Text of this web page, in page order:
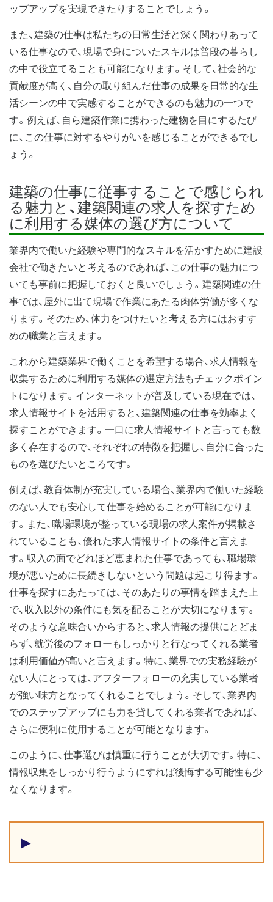
ップアップを実現できたりすることでしょう。
また、建築の仕事は私たちの日常生活と深く関わりあって
いる仕事なので、現場で身についたスキルは普段の暮らし
の中で役立てることも可能になります。そして、社会的な
貢献度が高く、自分の取り組んだ仕事の成果を日常的な生
活シーンの中で実感することができるのも魅力の一つで
す。例えば、自ら建築作業に携わった建物を目にするたび
に、この仕事に対するやりがいを感じることができるでし
ょう。
建築の仕事に従事することで感じられ
る魅力と、建築関連の求人を探すため
に利用する媒体の選び方について
業界内で働いた経験や専門的なスキルを活かすために建設
会社で働きたいと考えるのであれば、この仕事の魅力につ
いても事前に把握しておくと良いでしょう。建築関連の仕
事では、屋外に出て現場で作業にあたる肉体労働が多くな
ります。そのため、体力をつけたいと考える方にはおすす
めの職業と言えます。
これから建築業界で働くことを希望する場合、求人情報を
収集するために利用する媒体の選定方法もチェックポイン
トになります。インターネットが普及している現在では、
求人情報サイトを活用すると、建築関連の仕事を効率よく
探すことができます。一口に求人情報サイトと言っても数
多く存在するので、それぞれの特徴を把握し、自分に合った
ものを選びたいところです。
例えば、教育体制が充実している場合、業界内で働いた経験
のない人でも安心して仕事を始めることが可能になりま
す。また、職場環境が整っている現場の求人案件が掲載さ
れていることも、優れた求人情報サイトの条件と言えま
す。収入の面でどれほど恵まれた仕事であっても、職場環
境が悪いために長続きしないという問題は起こり得ます。
仕事を探すにあたっては、そのあたりの事情を踏まえた上
で、収入以外の条件にも気を配ることが大切になります。
そのような意味合いからすると、求人情報の提供にとどま
らず、就労後のフォローもしっかりと行なってくれる業者
は利用価値が高いと言えます。特に、業界での実務経験が
ない人にとっては、アフターフォローの充実している業者
が強い味方となってくれることでしょう。そして、業界内
でのステップアップにも力を貸してくれる業者であれば、
さらに便利に使用することが可能となります。
このように、仕事選びは慎重に行うことが大切です。特に、
情報収集をしっかり行うようにすれば後悔する可能性も少
なくなります。
▶